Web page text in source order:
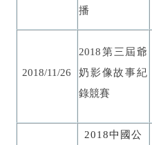
播
2018/11/26
2018第三屆爺
奶影像故事紀
錄競賽
2018中國公